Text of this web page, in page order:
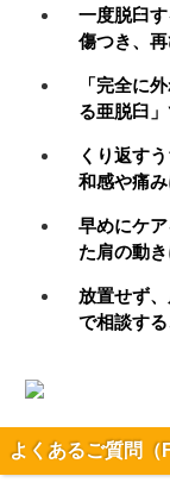
一度脱臼
傷つき、再
「完全に
る亜脱臼」
くり返す
和感や痛み
早めにケ
た肩の動
放置せず
で相談する
よくあるご質問（